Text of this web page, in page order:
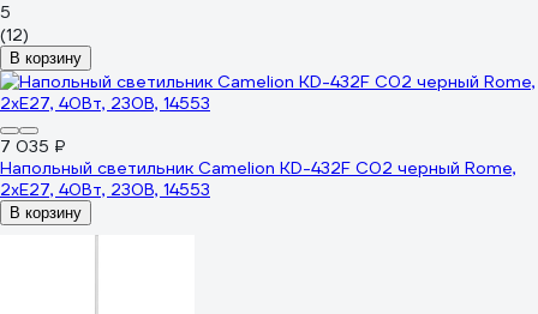
5
(12)
В корзину
7 035 ₽
Напольный светильник Camelion KD-432F C02 черный Rome,
2хE27, 40Вт, 230В, 14553
В корзину